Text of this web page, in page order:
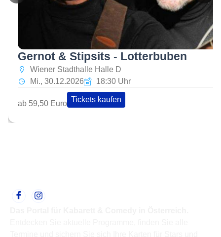
Gernot & Stipsits - Lotterbuben
Wiener Stadthalle Halle D
Mi., 30.12.2026
18:30 Uhr
ab 59,50 Euro Tickets kaufen